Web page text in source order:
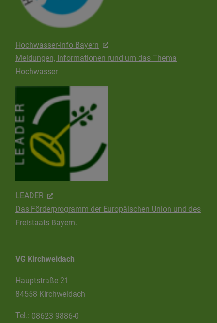
Hochwasser-Info Bayern
Meldungen, Informationen rund um das Thema
Hochwasser
LEADER
Das Förderprogramm der Europäischen Union und des
Freistaats Bayern.
VG Kirchweidach
Hauptstraße 21
84558 Kirchweidach
Tel.: 08623 9886-0